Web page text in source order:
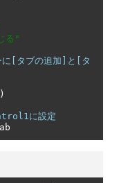
る"
[タブの追加]と[タ
)
に設定